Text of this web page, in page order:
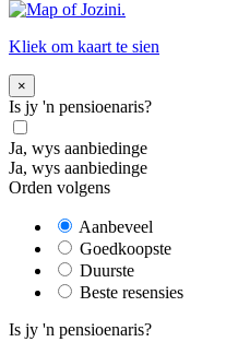
Kliek om kaart te sien
×
Is jy 'n pensioenaris?
Ja, wys aanbiedinge
Ja, wys aanbiedinge
Orden volgens
Aanbeveel
Goedkoopste
Duurste
Beste resensies
Is jy 'n pensioenaris?